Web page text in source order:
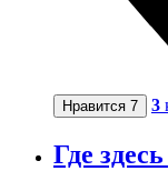
Нравится 7 3
Где